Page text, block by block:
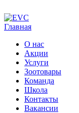
Главная
О нас
Акции
Услуги
Зоотовары
Команда
Школа
Контакты
Вакансии